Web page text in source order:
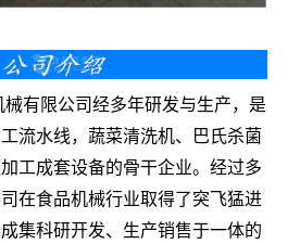
有限公司经多年研发与生产，是
流水线，蔬菜清洗机、巴氏杀菌
工成套设备的骨干企业。经过多
在食品机械行业取得了突飞猛进
集科研开发、生产销售于一体的